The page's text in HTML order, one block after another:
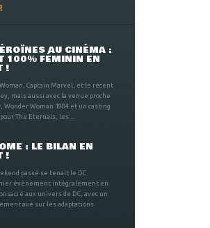
AU CINÉMA :
100% FÉMININ EN
!
Captain Marvel, et le récent
mais aussi avec la venue proche
Wonder Woman 1984 et un casting
The Eternals, les ...
: LE BILAN EN
!
passé se tenait le DC
évènement intégralement en
aux univers de DC, avec un
axé sur les adaptations